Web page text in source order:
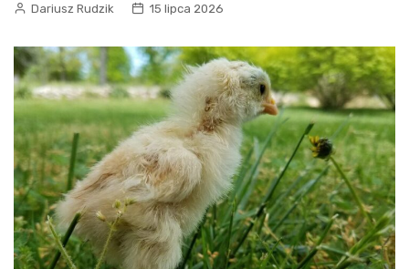
Dariusz Rudzik 15 lipca 2026